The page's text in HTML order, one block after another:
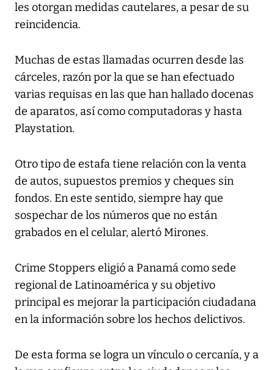
les otorgan medidas cautelares, a pesar de su
reincidencia.
Muchas de estas llamadas ocurren desde las
cárceles, razón por la que se han efectuado
varias requisas en las que han hallado docenas
de aparatos, así como computadoras y hasta
Playstation.
Otro tipo de estafa tiene relación con la venta
de autos, supuestos premios y cheques sin
fondos. En este sentido, siempre hay que
sospechar de los números que no están
grabados en el celular, alertó Mirones.
Crime Stoppers eligió a Panamá como sede
regional de Latinoamérica y su objetivo
principal es mejorar la participación ciudadana
en la información sobre los hechos delictivos.
De esta forma se logra un vínculo o cercanía, y a